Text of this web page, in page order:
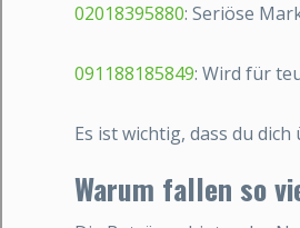
02018395880: Seriöse
091188185849: Wird für
Es ist wichtig, dass du
Warum fallen so